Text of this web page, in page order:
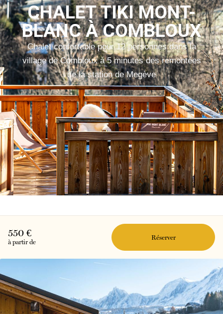
CHALET TIKI MONT-
BLANC À COMBLOUX
Chalet confortable pour 12 personnes dans la
village de Combloux à 5 minutes des remontées
de la station de Megève